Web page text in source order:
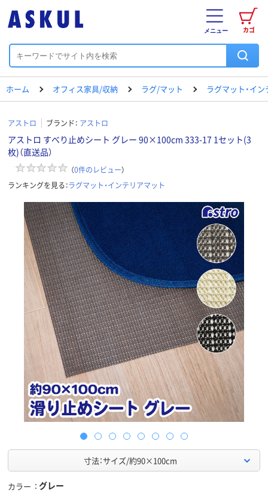
カゴ
メニュー
ホーム オフィス家具/収納 ラグ/マット ラグマット・イ
アストロ ブランド： アストロ
アストロ すべり止めシート グレー 90×100cm 333-17 1セット(3
枚)（直送品）
（0件のレビュー）
ランキングを見る：ラグマット・インテリアマット
寸法：サイズ/約90×100cm
カラー グレー